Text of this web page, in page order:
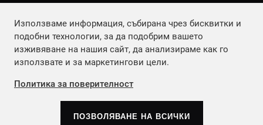
тел: 0700 200 63
Email: office@agro.bg
FACEBOOK
Използваме информация, събирана чрез бисквитки и
подобни технологии, за да подобрим вашето
изживяване на нашия сайт, да анализираме как го
използвате и за маркетингови цели.
Политика за поверителност
ПОЗВОЛЯВАНЕ НА ВСИЧКИ